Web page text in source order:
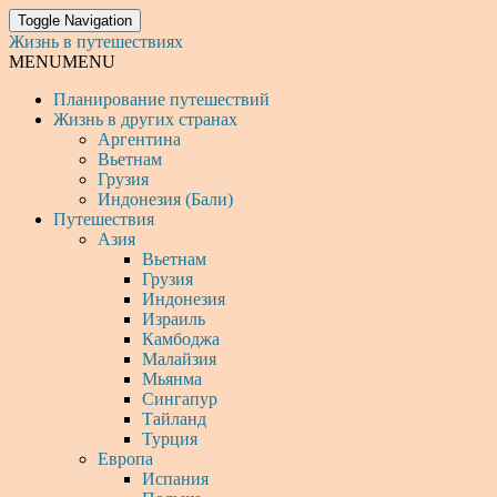
Toggle Navigation
Жизнь в путешествиях
MENUMENU
Планирование путешествий
Жизнь в других странах
Аргентина
Вьетнам
Грузия
Индонезия (Бали)
Путешествия
Азия
Вьетнам
Грузия
Индонезия
Израиль
Камбоджа
Малайзия
Мьянма
Сингапур
Тайланд
Турция
Европа
Испания